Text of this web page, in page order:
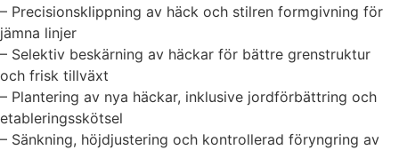
– Precisionsklippning av häck och stilren formgivning för
jämna linjer
– Selektiv beskärning av häckar för bättre grenstruktur
och frisk tillväxt
– Plantering av nya häckar, inklusive jordförbättring och
etableringsskötsel
– Sänkning, höjdjustering och kontrollerad föryngring av